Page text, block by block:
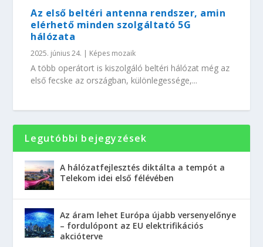
Az első beltéri antenna rendszer, amin
elérhető minden szolgáltató 5G
hálózata
2025. június 24. | Képes mozaik
A több operátort is kiszolgáló beltéri hálózat még az
első fecske az országban, különlegessége,...
Legutóbbi bejegyzések
A hálózatfejlesztés diktálta a tempót a
Telekom idei első félévében
Az áram lehet Európa újabb versenyelőnye
– fordulópont az EU elektrifikációs
akcióterve